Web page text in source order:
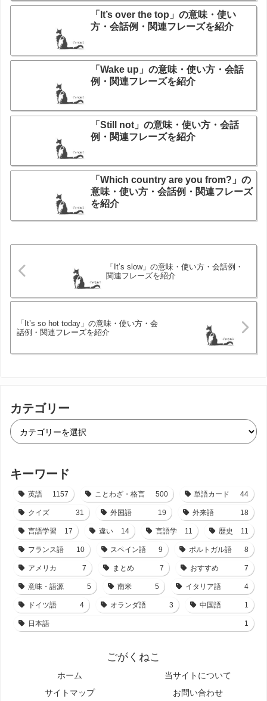
「It’s over the top」の意味・使い
方・会話例・関連フレーズを紹介
「Wake up」の意味・使い方・会話
例・関連フレーズを紹介
「Still not」の意味・使い方・会話
例・関連フレーズを紹介
「Which country are you from?」の
意味・使い方・会話例・関連フレーズ
を紹介
「It’s slow」の意味・使い方・会話例・
関連フレーズを紹介
「It’s so hot today」の意味・使い方・会
話例・関連フレーズを紹介
カテゴリー
キーワード
英語 1157 ことわざ・格言 500 単語カード 44
クイズ 31 外国語 19 外来語 18
言語学習 17 違い 14 言語学 11 歴史 11
フランス語 10 スペイン語 9 ポルトガル語 8
アメリカ 7 まとめ 7 おすすめ 7
意味・語源 5 南米 5 イタリア語 4
ドイツ語 4 オランダ語 3 中国語 1
日本語 1
ごがくねこ
ホーム
当サイトについて
サイトマップ
お問い合わせ